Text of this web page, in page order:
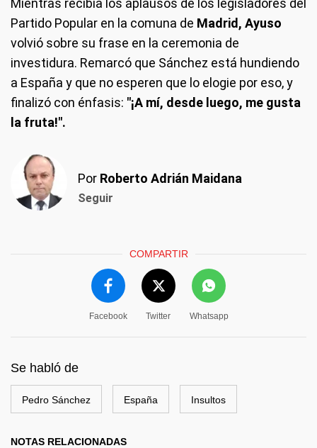
Mientras recibía los aplausos de los legisladores del
Partido Popular en la comuna de Madrid, Ayuso
volvió sobre su frase en la ceremonia de
investidura. Remarcó que Sánchez está hundiendo
a España y que no esperen que lo elogie por eso, y
finalizó con énfasis: "¡A mí, desde luego, me gusta
la fruta!".
Por Roberto Adrián Maidana
Seguir
COMPARTIR
Facebook Twitter Whatsapp
Se habló de
Pedro Sánchez España Insultos
NOTAS RELACIONADAS